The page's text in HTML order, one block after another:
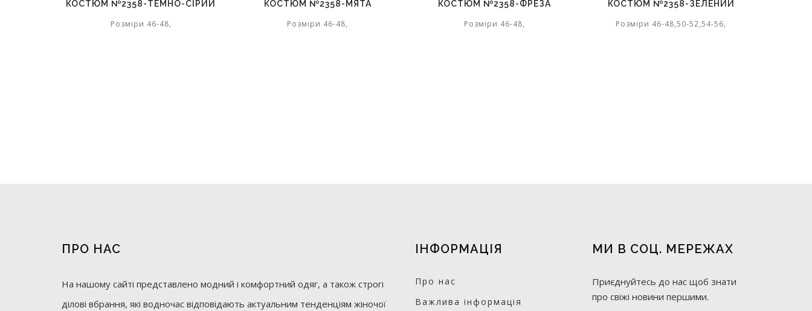
КОСТЮМ №2358-ТЕМНО-СІРИЙ
Розміри 46-48,
КОСТЮМ №2358-МЯТА
Розміри 46-48,
КОСТЮМ №2358-ФРЕЗА
Розміри 46-48,
КОСТЮМ №2358-ЗЕЛЕНИЙ
Розміри 46-48,50-52,54-56,
ПРО НАС
На нашому сайті представлено модний і комфортний одяг, а також строгі
ділові вбрання, які водночас відповідають актуальним тенденціям жіночої
ІНФОРМАЦІЯ
Про нас
Важлива інформація
МИ В СОЦ. МЕРЕЖАХ
Приєднуйтесь до нас щоб знати
про свіжі новини першими.